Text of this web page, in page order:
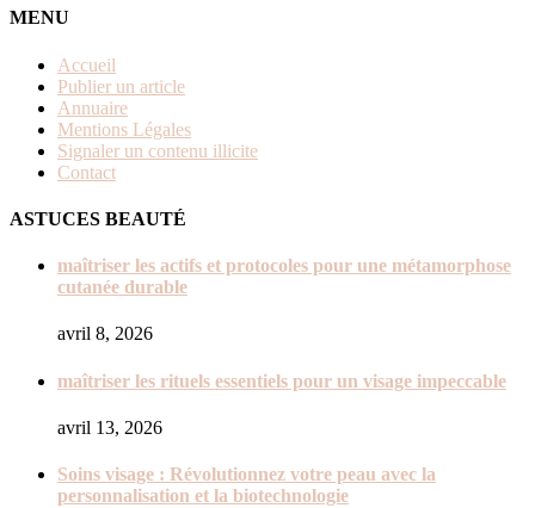
MENU
Accueil
Publier un article
Annuaire
Mentions Légales
Signaler un contenu illicite
Contact
ASTUCES BEAUTÉ
maîtriser les actifs et protocoles pour une métamorphose
cutanée durable
avril 8, 2026
maîtriser les rituels essentiels pour un visage impeccable
avril 13, 2026
Soins visage : Révolutionnez votre peau avec la
personnalisation et la biotechnologie